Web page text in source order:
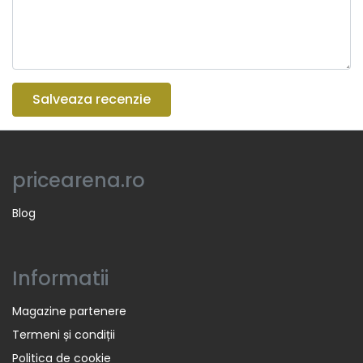
Salveaza recenzie
pricearena.ro
Blog
Informatii
Magazine partenere
Termeni și condiții
Politica de cookie